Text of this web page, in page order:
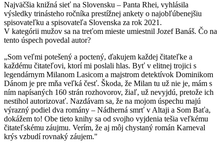
Najväčšia knižná sieť na Slovensku – Panta Rhei, vyhlásila
výsledky trinásteho ročníka prestížnej ankety o najobľúbenejšiu
spisovateľku a spisovateľa Slovenska za rok 2021.
V kategórii mužov sa na treťom mieste umiestnil Jozef Banáš. Čo na
tento úspech povedal autor?
„Som veľmi potešený a poctený, ďakujem každej čitateľke a
každému čitateľovi, ktorí mi poslali hlas. Byť v elitnej trojici s
legendárnym Milanom Lasicom a majstrom detektívok Dominikom
Dánom je pre mňa veľká česť. Škoda, že Milan tu už nie je, mám s
ním napísaných 160 strán rozhovorov, žiaľ, už nevyjdú, pretože ich
nestihol autorizovať. Nazdávam sa, že na mojom úspechu majú
výrazný podiel dva romány – Nádherná smrť v Altaji a Som Baťa,
dokážem to! Obe tieto knihy sa od svojho vyjdenia tešia veľkému
čitateľskému záujmu. Verím, že aj môj chystaný román Karneval
krýs vzbudí rovnaký záujem."